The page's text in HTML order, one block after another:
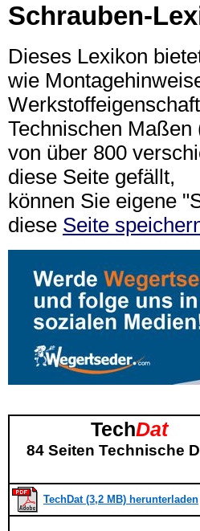
Schrauben-
Dieses Lexikon
wie
Technischen Maßen
von über 800
diese Seite gefällt,
können Sie eigene
diese Seite
TechDat
84 Seiten Technische
TechDat (3,2 MB) herunterladen